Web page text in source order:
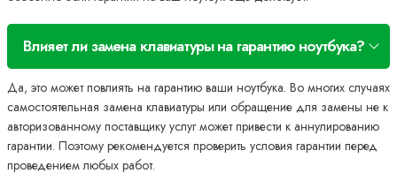
Влияет ли замена клавиатуры на гарантию ноутбука?
Да, это может повлиять на гарантию ваши ноутбука. Во многих случаях
самостоятельная замена клавиатуры или обращение для замены не к
авторизованному поставщику услуг может привести к аннулированию
гарантии. Поэтому рекомендуется проверить условия гарантии перед
проведением любых работ.